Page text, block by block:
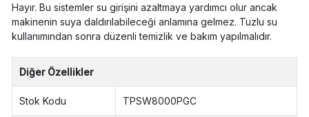
Hayır. Bu sistemler su girişini azaltmaya yardımcı olur ancak
makinenin suya daldırılabileceği anlamına gelmez. Tuzlu su
kullanımından sonra düzenli temizlik ve bakım yapılmalıdır.
Diğer Özellikler
Stok Kodu TPSW8000PGC